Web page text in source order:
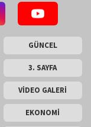
GÜNCEL
3. SAYFA
VİDEO GALERİ
EKONOMİ